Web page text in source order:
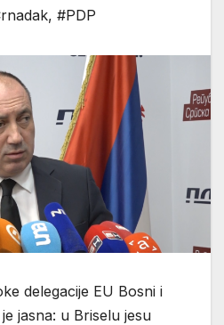
, #PDP
delegacije EU Bosni i
jasna: u Briselu jesu